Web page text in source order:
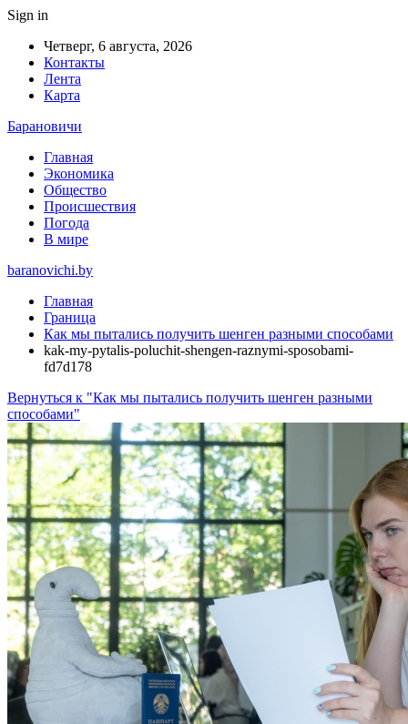
Sign in
Четверг, 6 августа, 2026
Контакты
Лента
Карта
Барановичи
Главная
Экономика
Общество
Происшествия
Погода
В мире
baranovichi.by
Главная
Граница
Как мы пытались получить шенген разными способами
kak-my-pytalis-poluchit-shengen-raznymi-sposobami-
fd7d178
Вернуться к "Как мы пытались получить шенген разными
способами"